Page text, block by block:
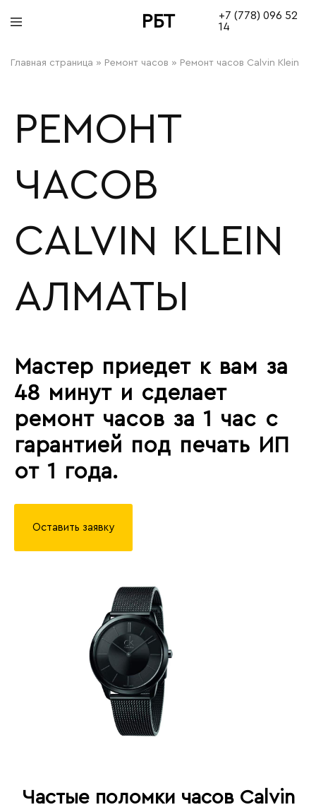
РБТ
+7 (778) 096 52
14
Главная страница » Ремонт часов » Ремонт часов Calvin Klein
РЕМОНТ
ЧАСОВ
CALVIN KLEIN
АЛМАТЫ
Мастер приедет к вам за
48 минут и сделает
ремонт часов за 1 час с
гарантией под печать ИП
от 1 года.
Оставить заявку
Частые поломки часов Calvin